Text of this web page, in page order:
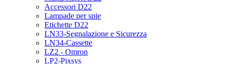
Accessori D22
Lampade per spie
Etichette D22
LN33-Segnalazione e Sicurezza
LN34-Cassette
LZ2 - Omron
LP2-Pixsys